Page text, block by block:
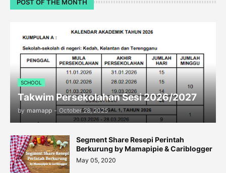
POST OF THE MONTH
SCHOOL
Takwim Persekolahan Sesi 2026/2027
by mamapp - October 28, 2025
Segment Share Resepi Perintah
Berkurung by Mamapipie & Cariblogger
May 05, 2020